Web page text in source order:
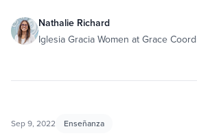
Nathalie Richard
Iglesia Gracia Women at Grace
Sep 9, 2022 Enseñanza